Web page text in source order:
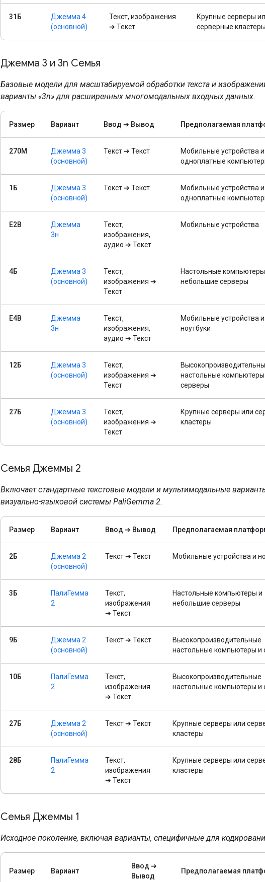
31Б
Джемма 4
(основной)
Текст, изображения
➔ Текст
Крупные серверы
серверные кластеры
Джемма 3 и 3n Семья
Базовые модели для масштабируемой обработки текста и
варианты «3n» для расширенных многомодальных входных данных.
Размер Вариант Ввод ➔ Вывод Предполагаемая
270М
Джемма 3
(основной)
Текст ➔ Текст
Мобильные устройства и
одноплатные
1Б
Джемма 3
(основной)
Текст ➔ Текст
Мобильные устройства и
одноплатные
E2B
Джемма
3н
Текст,
изображения,
аудио ➔ Текст
Мобильные устройства
4Б
Джемма 3
(основной)
Текст,
изображения ➔
Текст
Настольные
небольшие серверы
E4B
Джемма
3н
Текст,
изображения,
аудио ➔ Текст
Мобильные устройства и
ноутбуки
12Б
Джемма 3
(основной)
Текст,
изображения ➔
Текст
настольные компьютеры
серверы
27Б
Джемма 3
(основной)
Текст,
изображения ➔
Текст
Крупные серверы или
кластеры
Семья Джеммы 2
Включает стандартные текстовые модели и мультимодальные
визуально-языковой системы PaliGemma 2.
Размер Вариант Ввод ➔ Вывод Предполагаемая
2Б
Джемма 2
(основной)
Текст ➔ Текст Мобильные устройства и
3Б
ПалиГемма
2
Текст,
изображения
➔ Текст
Настольные компьютеры и
небольшие серверы
9Б
Джемма 2
(основной)
Текст ➔ Текст
Высокопроизводительные
настольные компьютеры и
10Б
ПалиГемма
2
Текст,
изображения
➔ Текст
Высокопроизводительные
настольные компьютеры и
27Б
Джемма 2
(основной)
Текст ➔ Текст
Крупные серверы или
кластеры
28Б
ПалиГемма
2
Текст,
изображения
➔ Текст
Крупные серверы или
кластеры
Семья Джеммы 1
Исходное поколение, включая варианты, специфичные для
Размер Вариант
Ввод ➔
Вывод
Предполагаемая